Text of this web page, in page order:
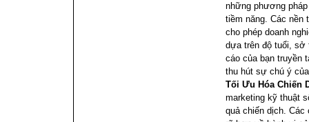
những phương
tiềm năng. Các nền
cho phép doanh
dựa trên độ tuổi, sở
cáo của bạn truyền
thu hút sự chú ý
Tối Ưu Hóa Chiến
marketing kỹ thuật
quả chiến dịch. Các